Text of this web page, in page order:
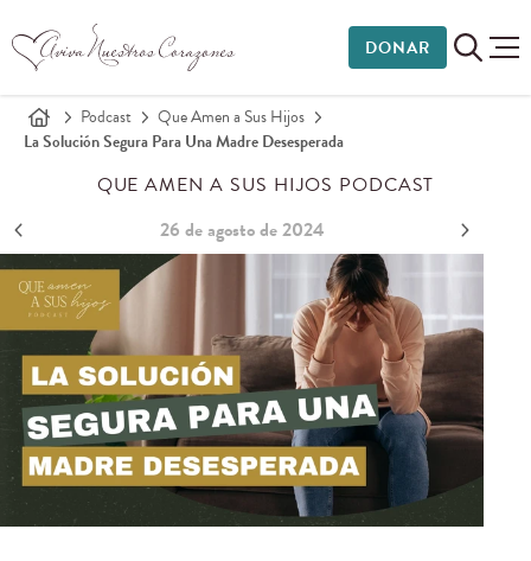
DONAR
Podcast
Que Amen a Sus Hijos
La Solución Segura Para Una Madre Desesperada
QUE AMEN A SUS HIJOS PODCAST
26 de agosto de 2024